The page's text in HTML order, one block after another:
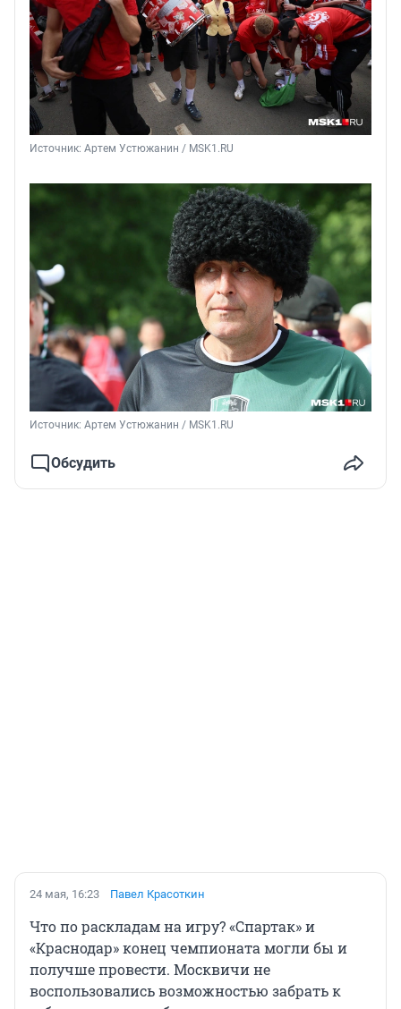
Источник: Артем Устюжанин / MSK1.RU
Источник: Артем Устюжанин / MSK1.RU
Обсудить
24 мая, 16:23 Павел Красоткин
Что по раскладам на игру? «Спартак» и
«Краснодар» конец чемпионата могли бы и
получше провести. Москвичи не
воспользовались возможностью забрать к